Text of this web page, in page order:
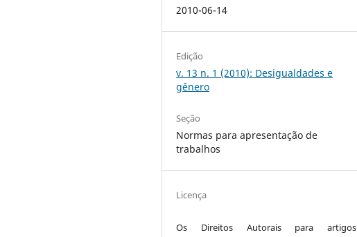
2010-06-14
Edição
v. 13 n. 1 (2010): Desigualdades e
gênero
Seção
Normas para apresentação de
trabalhos
Licença
Os Direitos Autorais para artigos